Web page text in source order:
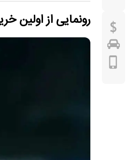
رونمایی از اولین